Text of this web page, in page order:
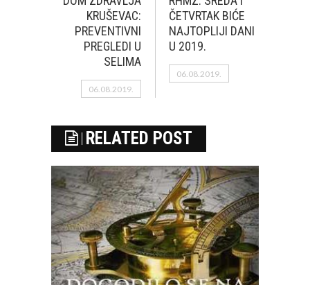
KRUŠEVAC:
PREVENTIVNI
PREGLEDI U
SELIMA
06.08.2019.
ČETVRTAK BIĆE
NAJTOPLIJI DANI
U 2019.
06.08.2019.
RELATED POST